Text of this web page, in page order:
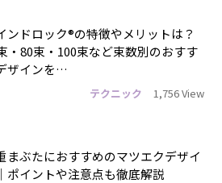
ンドロック®の特徴やメリットは？
・80束・100束など束数別のおすす
ザインを…
テクニック 1,756 View
まぶたにおすすめのマツエクデザイ
ポイントや注意点も徹底解説